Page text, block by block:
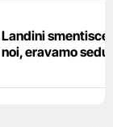
Landini
noi, eravamo